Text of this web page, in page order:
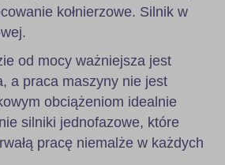
kołnierzowe. Silnik w
od mocy ważniejsza jest
a praca maszyny nie jest
obciążeniom idealnie
silniki jednofazowe, które
pracę niemalże w każdych